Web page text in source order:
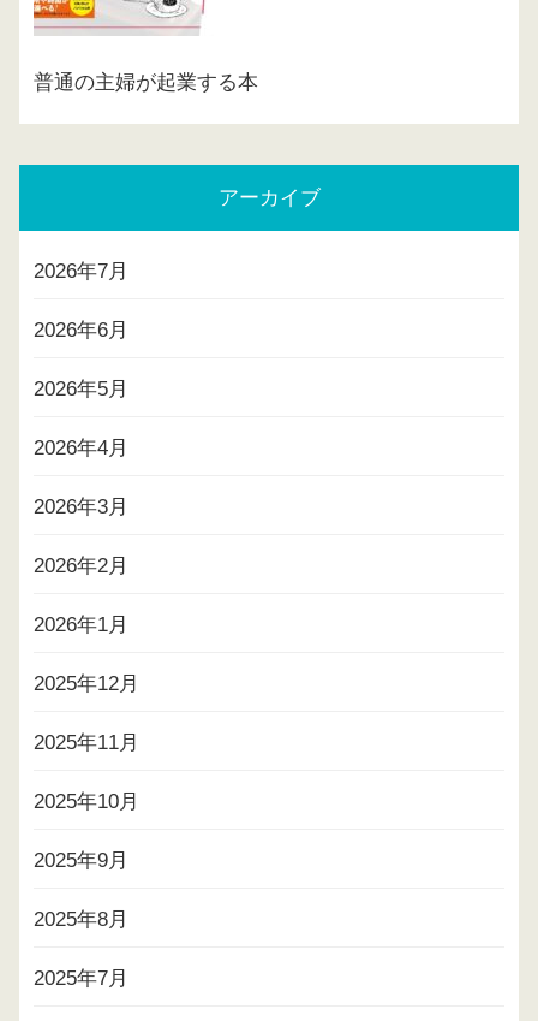
普通の主婦が起業する本
アーカイブ
2026年7月
2026年6月
2026年5月
2026年4月
2026年3月
2026年2月
2026年1月
2025年12月
2025年11月
2025年10月
2025年9月
2025年8月
2025年7月